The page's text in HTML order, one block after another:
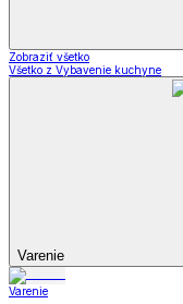
Zobraziť všetko
Všetko z Vybavenie kuchyne
Varenie
Varenie